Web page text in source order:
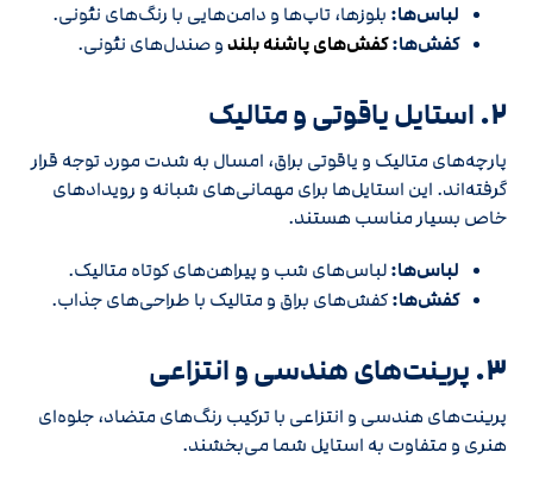
لباس‌ها: بلوزها، تاپ‌ها و دامن‌هایی با رنگ‌های نئونی.
کفش‌ها:کفش‌های پاشنه بلندو صندل‌های نئونی.
2. استایل یاقوتی و متالیک
پارچه‌های متالیک و یاقوتی براق، امسال به شدت مورد توجه قرار
گرفته‌اند. این استایل‌ها برای مهمانی‌های شبانه و رویدادهای
خاص بسیار مناسب هستند.
لباس‌ها:لباس‌های شب و پیراهن‌های کوتاه متالیک.
کفش‌ها:کفش‌های براق و متالیک با طراحی‌های جذاب.
3. پرینت‌های هندسی و انتزاعی
پرینت‌های هندسی و انتزاعی با ترکیب رنگ‌های متضاد، جلوه‌ای
هنری و متفاوت به استایل شما می‌بخشند.